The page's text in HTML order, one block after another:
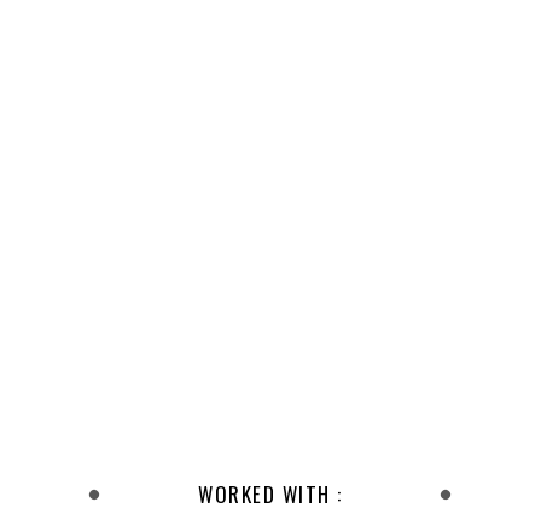
WORKED WITH :